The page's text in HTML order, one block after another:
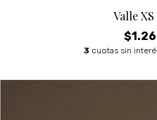
Valle
3 cuotas sin